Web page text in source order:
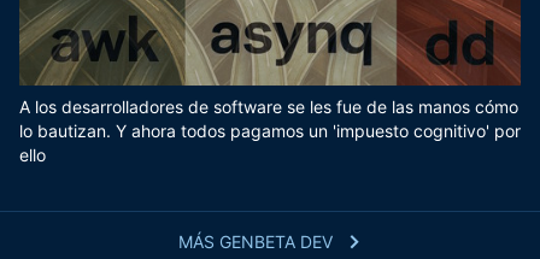
MÁS GENBETA DEV
A los desarrolladores de software se les fue de las manos cómo
lo bautizan. Y ahora todos pagamos un 'impuesto cognitivo' por
ello